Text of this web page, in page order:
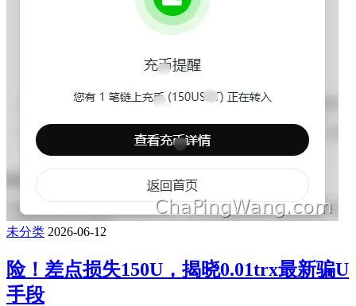
未分类 2026-06-12
险！差点损失150U，揭晓0.01trx最新骗U
手段